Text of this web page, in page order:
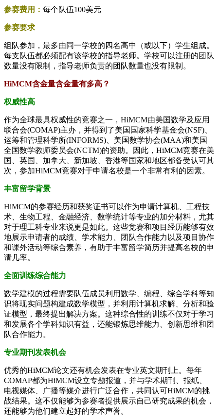
参赛费用： 每个队伍100美元
参赛要求
组队参加，最多由同一学校的四名高中（或以下）学生组成。
每支队伍都必须配有该学校的指导老师。学校可以注册的团队
数量没有限制，指导老师负责的团队数量也没有限制。
HiMCM含金量含金量有多高？
权威性高
作为全球最具权威性的竞赛之一，HiMCM由美国数学及应用
联合会(COMAP)主办，并得到了美国国家科学基金会(NSF)、
运筹和管理科学所(INFORMS)、美国数学协会(MAA)和美国
全国数学教师委员会(NCTM)的资助。因此，HiMCM竞赛在美
国、英国、加拿大、新加坡、香港等国家和地区都备受认可其
次，参加HiMCM竞赛对于申请名校是一个非常有利的因素。
丰富留学背景
HiMCM的参赛经历和获奖证书可以作为申请计算机、工程技
术、生物工程、金融经济、数学统计等专业的加分材料，尤其
对于理工科专业来说更是如此。这些竞赛和项目经历能够有效
地展示申请者的成绩、学术能力、团队合作能力以及项目协作
和课外活动等综合素养，有助于丰富留学简历并提高名校的申
请几率。
全面训练综合能力
数学建模的过程需要队伍成员利用数学、编程、综合学科等知
识将现实问题构建成数学模型，并利用计算机求解、分析和验
证模型，最终提出解决方案。这种综合性的训练不仅对于学习
和发展各个学科知识有益，还能锻炼思维能力、创新思维和团
队合作能力。
专业期刊发表机会
优秀的HiMCM论文还有机会发表在专业英文期刊上。每年
COMAP都为HiMCM设立专题报道，并与学术期刊、报纸、
电视媒体、广播等媒介进行广泛合作，共同认可HiMCM的挑
战结果。这不仅能够为参赛者提供展示自己研究成果的机会，
还能够为他们建立起好的学术声誉。